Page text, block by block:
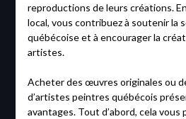
reproductions de leurs créations.
local, vous contribuez à soutenir la
québécoise et à encourager la
artistes.
Acheter des œuvres originales ou
d’artistes peintres québécois
avantages. Tout d’abord, cela